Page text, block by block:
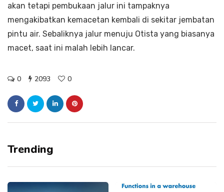
akan tetapi pembukaan jalur ini tampaknya
mengakibatkan kemacetan kembali di sekitar jembatan
pintu air. Sebaliknya jalur menuju Otista yang biasanya
macet, saat ini malah lebih lancar.
0 2093 0
Trending